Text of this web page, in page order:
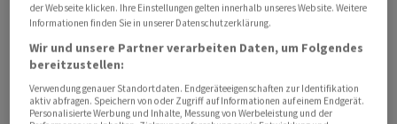
der Webseite klicken. Ihre Einstellungen gelten innerhalb unseres Website. Weitere
Informationen finden Sie in unserer Datenschutzerklärung.
Wir und unsere Partner verarbeiten Daten, um Folgendes
bereitzustellen:
Verwendung genauer Standortdaten. Endgeräteeigenschaften zur Identifikation
aktiv abfragen. Speichern von oder Zugriff auf Informationen auf einem Endgerät.
Personalisierte Werbung und Inhalte, Messung von Werbeleistung und der